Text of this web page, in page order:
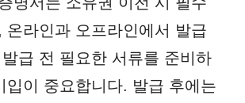
온라인과 오프라인에서 발급
급 전 필요한 서류를 준비하
입이 중요합니다. 발급 후에는